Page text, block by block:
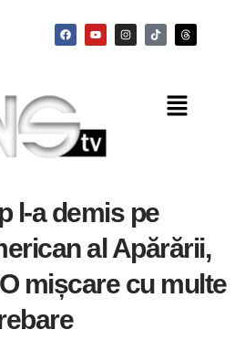
l-a demis pe
al Apărării,
mișcare cu multe